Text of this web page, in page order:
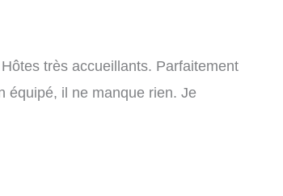
très accueillants. Parfaitement
équipé, il ne manque rien. Je